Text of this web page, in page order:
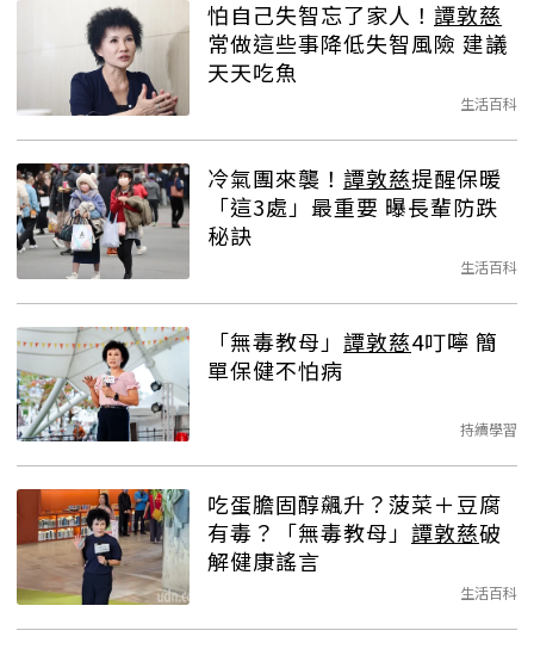
怕自己失智忘了家人！ 譚敦慈
常做這些事降低失智風險 建議
天天吃魚
生活百科
冷氣團來襲！ 譚敦慈提醒保暖
「這3處」最重要 曝長輩防跌
秘訣
生活百科
「無毒教母」 譚敦慈4叮嚀 簡
單保健不怕病
持續學習
吃蛋膽固醇飆升？菠菜＋豆腐
有毒？「無毒教母」 譚敦慈破
解健康謠言
生活百科